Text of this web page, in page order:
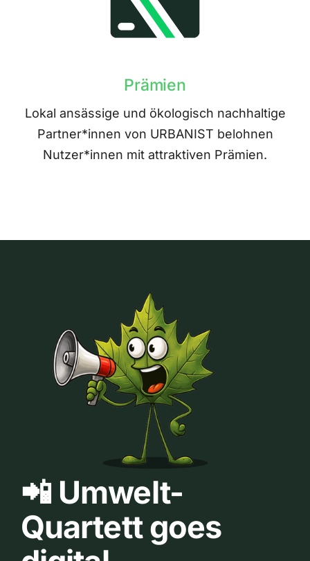
Prämien
Lokal ansässige und ökologisch nachhaltige
Partner*innen von URBANIST belohnen
Nutzer*innen mit attraktiven Prämien.
📲 Umwelt-
Quartett goes